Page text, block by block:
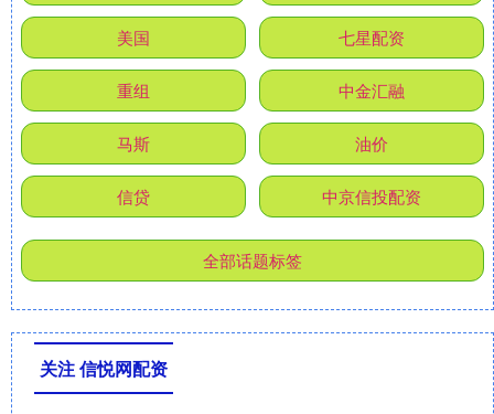
美国 七星配资
重组 中金汇融
马斯 油价
信贷 中京信投配资
全部话题标签
关注 信悦网配资